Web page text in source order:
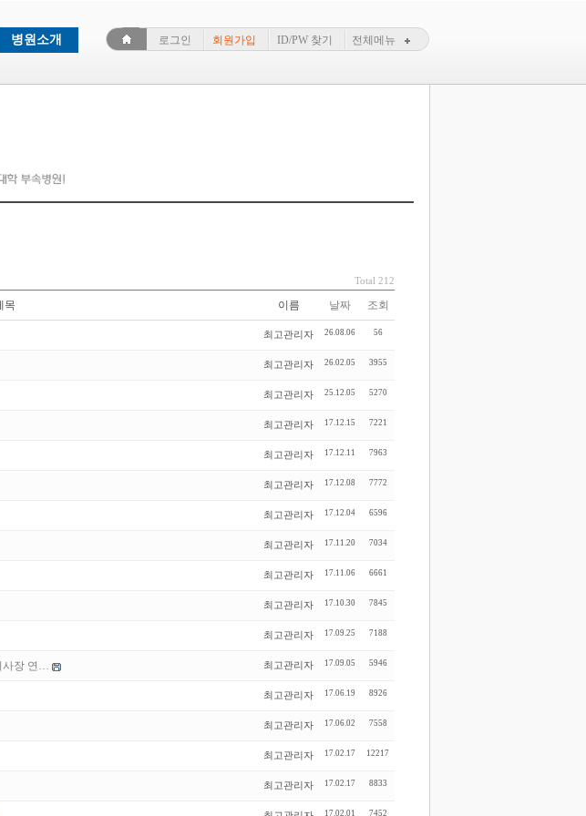
병원소개 로그인 회원가입 ID/PW 찾기 전체메뉴
Total 212
목 이름 날짜 조회
최고관리자 26.08.06 56
최고관리자 26.02.05 3955
최고관리자 25.12.05 5270
최고관리자 17.12.15 7221
최고관리자 17.12.11 7963
최고관리자 17.12.08 7772
최고관리자 17.12.04 6596
최고관리자 17.11.20 7034
최고관리자 17.11.06 6661
최고관리자 17.10.30 7845
최고관리자 17.09.25 7188
사장 연… 최고관리자 17.09.05 5946
최고관리자 17.06.19 8926
최고관리자 17.06.02 7558
최고관리자 17.02.17 12217
최고관리자 17.02.17 8833
17.02.01 7452